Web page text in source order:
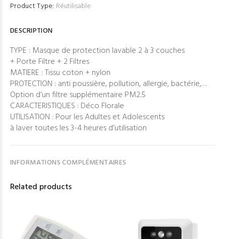
Product Type: Réutilisable
DESCRIPTION
TYPE : Masque de protection lavable 2 à 3 couches
+ Porte Filtre + 2 Filtres
MATIERE : Tissu coton + nylon
PROTECTION : anti poussière, pollution, allergie, bactérie,…
Option d’un filtre supplémentaire PM2.5
CARACTERISTIQUES : Déco Florale
UTILISATION : Pour les Adultes et Adolescents
à laver toutes les 3-4 heures d’utilisation
INFORMATIONS COMPLÉMENTAIRES
Related products